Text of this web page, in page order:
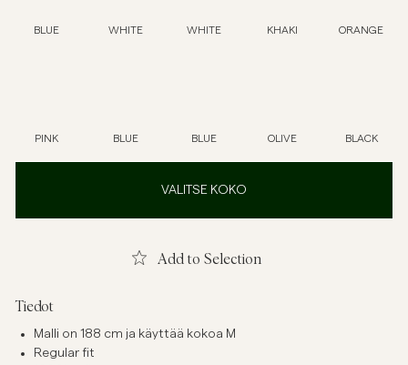
BLUE WHITE WHITE KHAKI ORANGE
PINK BLUE BLUE OLIVE BLACK
VALITSE KOKO
Add to Selection
Tiedot
Malli on 188 cm ja käyttää kokoa M
Regular fit